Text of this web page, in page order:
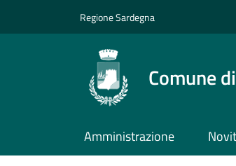
Regione Sardegna
Comune
Amministrazione